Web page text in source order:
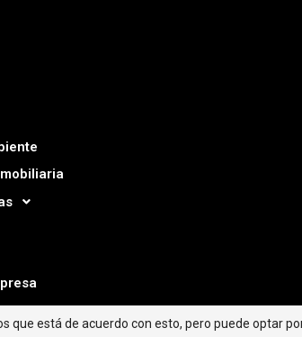
está de acuerdo con esto, pero puede optar